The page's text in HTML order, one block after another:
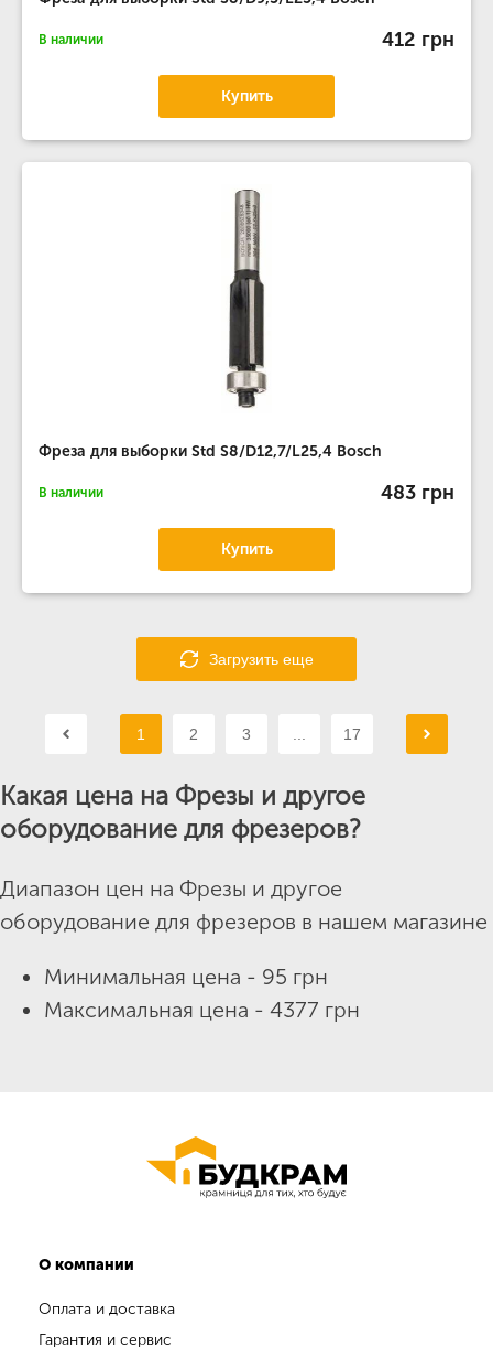
В наличии 412 грн
Купить
Фреза для выборки Std S8/D12,7/L25,4 Bosch
В наличии 483 грн
Купить
Загрузить еще
1 2 3 17
Какая цена на Фрезы и другое
оборудование для фрезеров?
Диапазон цен на Фрезы и другое
оборудование для фрезеров в нашем магазине
Минимальная цена - 95 грн
Максимальная цена - 4377 грн
О компании
Оплата и доставка
Гарантия и сервис